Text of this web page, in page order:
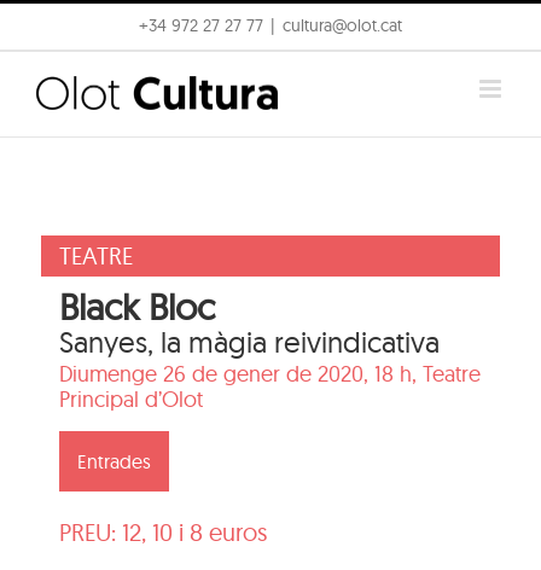
to
content
+34 972 27 27 77 cultura@olot.cat
TEATRE
Black Bloc
Sanyes, la màgia reivindicativa
Diumenge 26 de gener de 2020, 18 h,Teatre
Principal d’Olot
Entrades
PREU: 12, 10 i 8 euros